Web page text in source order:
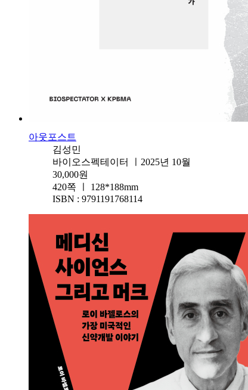
아웃포스트
김성민
바이오스펙테이터 ㅣ2025년 10월
30,000원
420쪽 ㅣ 128*188mm
ISBN : 9791191768114